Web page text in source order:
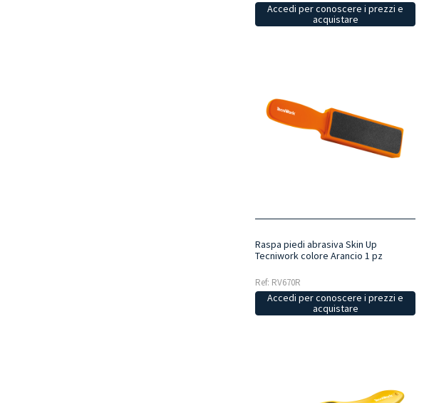
Accedi per conoscere i prezzi e
acquistare
Raspa piedi abrasiva Skin Up
Tecniwork colore Arancio 1 pz
Ref: RV670R
Accedi per conoscere i prezzi e
acquistare